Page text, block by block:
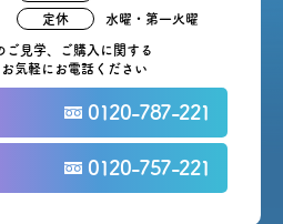
ご見学、ご購入に関する
お気軽にお電話ください
0120-787-221
0120-757-221
定休 水曜・第一火曜